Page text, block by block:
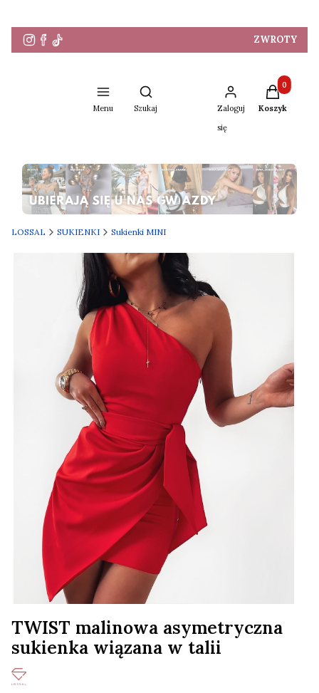
ZWROTY
Menu
Otwórz wyszukiwarkę
Szukaj
Zaloguj
się
Produkty
Koszyk
LOSSAL SUKIENKI Sukienki MINI
TWIST malinowa asymetryczna
sukienka wiązana w talii